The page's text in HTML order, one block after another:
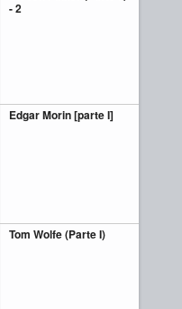
- 2
Edgar Morin [parte I]
Tom Wolfe (Parte I)